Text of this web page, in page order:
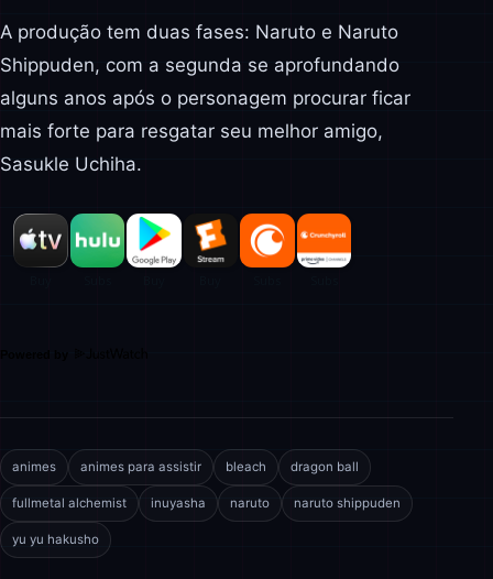
A produção tem duas fases: Naruto e Naruto
Shippuden, com a segunda se aprofundando
alguns anos após o personagem procurar ficar
mais forte para resgatar seu melhor amigo,
Sasukle Uchiha.
Powered by
animes animes para assistir bleach dragon ball
fullmetal alchemist inuyasha naruto naruto shippuden
yu yu hakusho